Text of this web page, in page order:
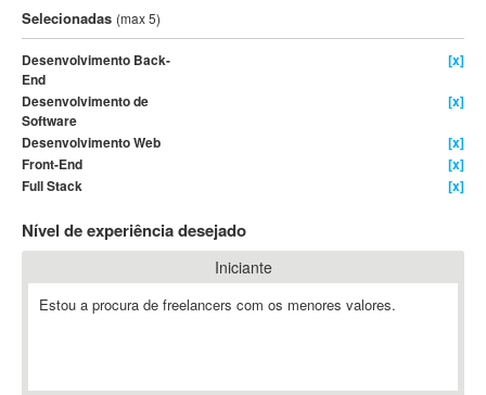
3DS Max
3GSM
4D Dimension
802.11
A&P
A-GPS
A2Billing
Ab Initio
Selecionadas (max 5)
Desenvolvimento Back-
End
[x]
Desenvolvimento de
Software
[x]
Desenvolvimento Web
[x]
Front-End
[x]
Full Stack
[x]
Nível de experiência desejado
Iniciante
Estou a procura de freelancers com os menores valores.